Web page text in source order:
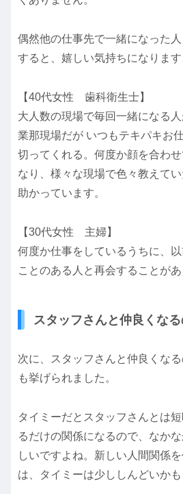
偶然他の仕事先で一緒になった
すると、嬉しい気持ちになります
【40代女性 歯科衛生士】
大人数の現場で毎回一緒になる
業那現場だが いつもテキパキお
切ってくれる。何度か顔を合わ
なり、様々な現場で色々教えて
助かっています。
【30代女性 主婦】
何度か仕事をしているうちに、
ことのある人と再会することがあ
スタッフさんと仲良くなる
次に、スタッフさんと仲良くな
も挙げられました。
タイミーだとスタッフさんとは
るだけの関係になるので、なか
しいですよね。新しい人間関係
は、タイミーは少ししんどいかも